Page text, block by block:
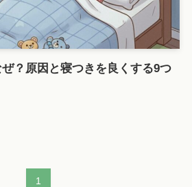
？原因と寝つきを良くする9つ
1